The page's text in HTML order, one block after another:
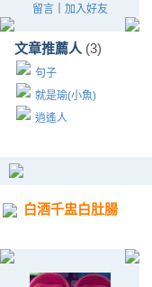
留言｜ 加入好友
文章推薦人 (3)
句子
就是瑜(小魚)
逍遙人
白酒千盅白肚腸